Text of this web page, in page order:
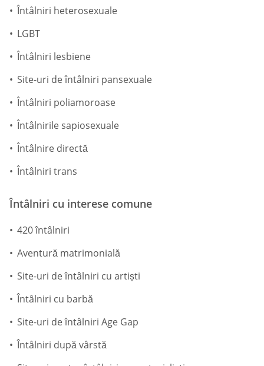
Întâlniri heterosexuale
LGBT
Întâlniri lesbiene
Site-uri de întâlniri pansexuale
Întâlniri poliamoroase
Întâlnirile sapiosexuale
Întâlnire directă
Întâlniri trans
Întâlniri cu interese comune
420 întâlniri
Aventură matrimonială
Site-uri de întâlniri cu artiști
Întâlniri cu barbă
Site-uri de întâlniri Age Gap
Întâlniri după vârstă